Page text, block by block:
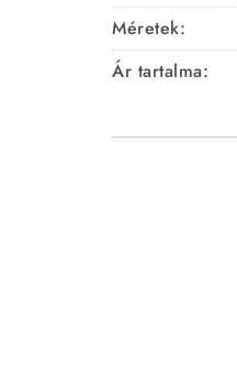
Méretek:
Ár tartalma: